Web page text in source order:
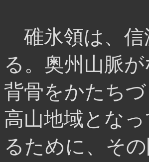
碓氷領は、信
る。奥州山脈
背骨をかたち
高山地域とな
るために、そ